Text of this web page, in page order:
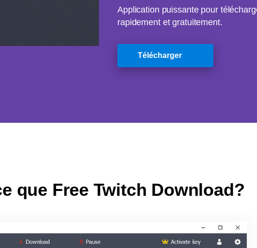
Application puissante pour
rapidement et gratuitement.
Télécharger
que Free Twitch Download?